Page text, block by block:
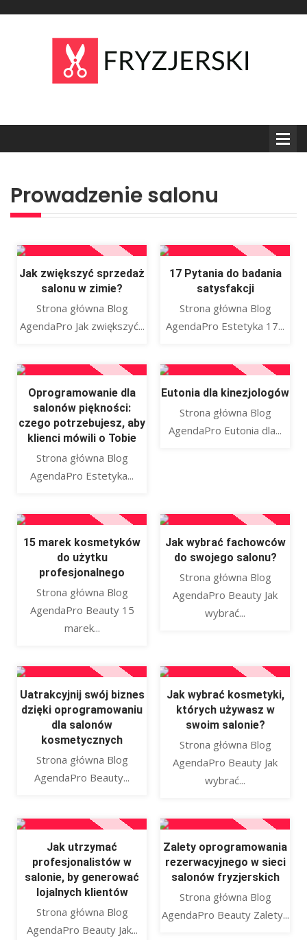
Prowadzenie salonu
Jak zwiększyć sprzedaż
salonu w zimie?
Strona główna Blog
AgendaPro Jak zwiększyć...
17 Pytania do badania
satysfakcji
Strona główna Blog
AgendaPro Estetyka 17...
Oprogramowanie dla
salonów piękności:
czego potrzebujesz, aby
klienci mówili o Tobie
Strona główna Blog
AgendaPro Estetyka...
Eutonia dla kinezjologów
Strona główna Blog
AgendaPro Eutonia dla...
15 marek kosmetyków
do użytku
profesjonalnego
Strona główna Blog
AgendaPro Beauty 15
marek...
Jak wybrać fachowców
do swojego salonu?
Strona główna Blog
AgendaPro Beauty Jak
wybrać...
Uatrakcyjnij swój biznes
dzięki oprogramowaniu
dla salonów
kosmetycznych
Strona główna Blog
AgendaPro Beauty...
Jak wybrać kosmetyki,
których używasz w
swoim salonie?
Strona główna Blog
AgendaPro Beauty Jak
wybrać...
Jak utrzymać
profesjonalistów w
salonie, by generować
lojalnych klientów
Strona główna Blog
AgendaPro Beauty Jak...
Zalety oprogramowania
rezerwacyjnego w sieci
salonów fryzjerskich
Strona główna Blog
AgendaPro Beauty Zalety...